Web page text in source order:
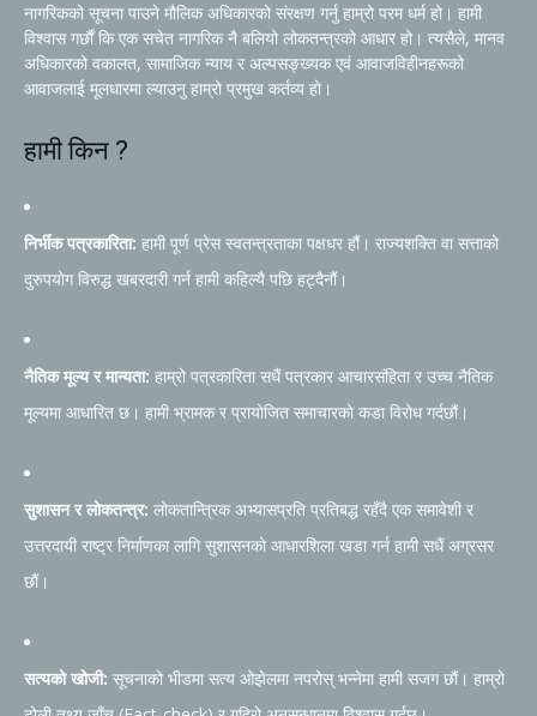
नागरिकको सूचना पाउने मौलिक अधिकारको संरक्षण गर्नु हाम्रो परम धर्म हो। हामी
विश्वास गर्छौं कि एक सचेत नागरिक नै बलियो लोकतन्त्रको आधार हो। त्यसैले, मानव
अधिकारको वकालत, सामाजिक न्याय र अल्पसङ्ख्यक एवं आवाजविहीनहरूको
आवाजलाई मूलधारमा ल्याउनु हाम्रो प्रमुख कर्तव्य हो।
हामी किन ?
निर्भीक पत्रकारिता: हामी पूर्ण प्रेस स्वतन्त्रताका पक्षधर हौं। राज्यशक्ति वा सत्ताको
दुरुपयोग विरुद्ध खबरदारी गर्न हामी कहिल्यै पछि हट्दैनौं।
नैतिक मूल्य र मान्यता: हाम्रो पत्रकारिता सधैं पत्रकार आचारसंहिता र उच्च नैतिक
मूल्यमा आधारित छ। हामी भ्रामक र प्रायोजित समाचारको कडा विरोध गर्दछौं।
सुशासन र लोकतन्त्र: लोकतान्त्रिक अभ्यासप्रति प्रतिबद्ध रहँदै एक समावेशी र
उत्तरदायी राष्ट्र निर्माणका लागि सुशासनको आधारशिला खडा गर्न हामी सधैं अग्रसर
छौं।
सत्यको खोजी: सूचनाको भीडमा सत्य ओझेलमा नपरोस् भन्नेमा हामी सजग छौं। हाम्रो